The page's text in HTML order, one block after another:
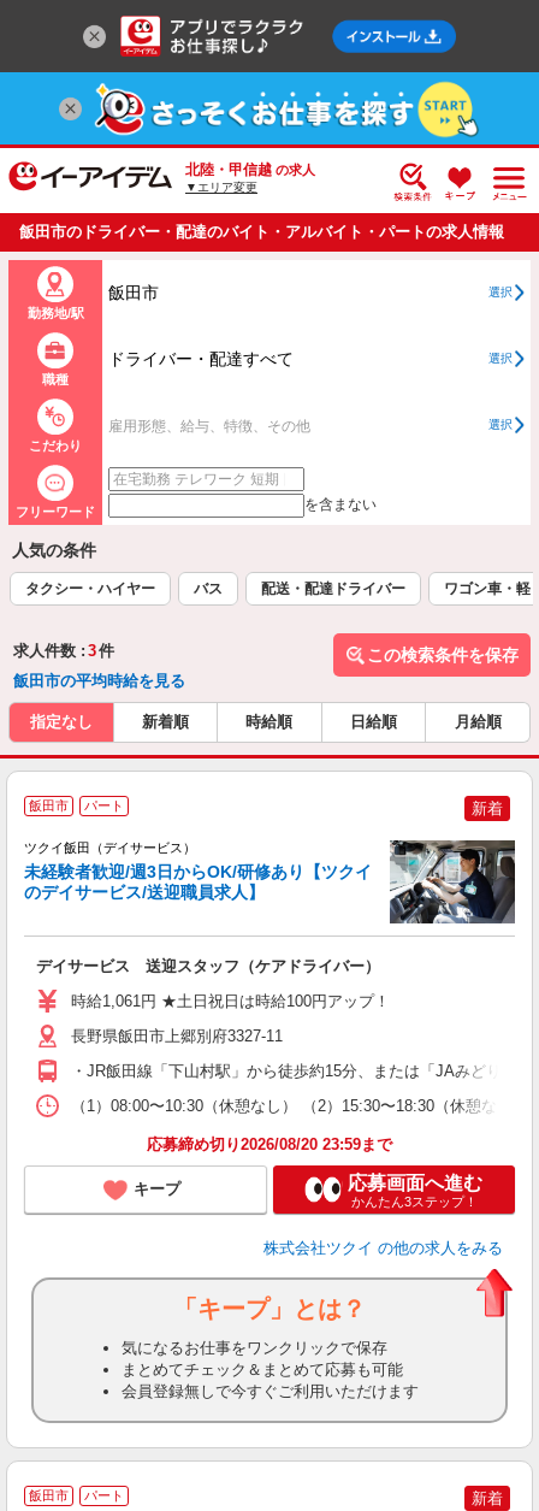
北陸・甲信越 の求人
▼エリア変更
飯田市のドライバー・配達のバイト・アルバイト・パートの求人情報
一覧
勤務地/駅
飯田市 選択
職種
ドライバー・配達すべて 選択
こだわり
雇用形態、給与、特徴、その他 選択
フリーワード を含まない
人気の条件
タクシー・ハイヤー バス 配送・配達ドライバー ワゴン車・軽
求人件数 : 3件
飯田市の平均時給を見る
この検索条件を保存
指定なし 新着順 時給順 日給順 月給順
飯田市 パート 新着
ツクイ飯田（デイサービス）
未経験者歓迎/週3日からOK/研修あり【ツクイ
のデイサービス/送迎職員求人】
デイサービス 送迎スタッフ（ケアドライバー）
時給1,061円 ★土日祝日は時給100円アップ！
長野県飯田市上郷別府3327-11
・JR飯田線「下山村駅」から徒歩約15分、または「JAみどりの
（1）08:00〜10:30（休憩なし） （2）15:30〜18:30（休憩な
応募締め切り2026/08/20 23:59まで
キープ 応募画面へ進む
かんたん3ステップ！
株式会社ツクイ の他の求人をみる
「キープ」とは？
気になるお仕事をワンクリックで保存
まとめてチェック＆まとめて応募も可能
会員登録無しで今すぐご利用いただけます
飯田市 パート 新着